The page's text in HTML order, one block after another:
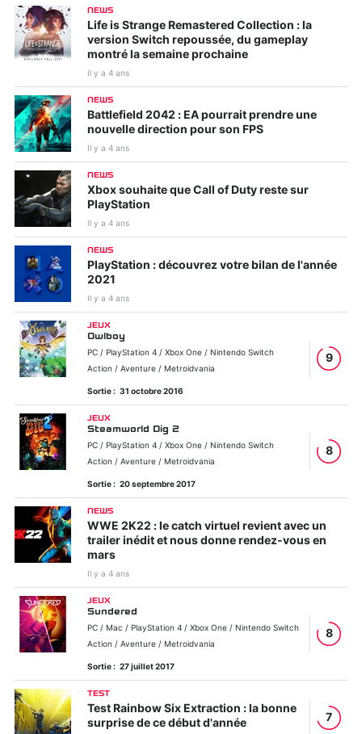
NEWS
Life is Strange Remastered Collection : la
version Switch repoussée, du gameplay
montré la semaine prochaine
Il y a 4 ans
NEWS
Battlefield 2042 : EA pourrait prendre une
nouvelle direction pour son FPS
Il y a 4 ans
NEWS
Xbox souhaite que Call of Duty reste sur
PlayStation
Il y a 4 ans
NEWS
PlayStation : découvrez votre bilan de l'année
2021
Il y a 4 ans
JEUX
Owlboy
PC / PlayStation 4 / Xbox One / Nintendo Switch
Action / Aventure / Metroidvania
Sortie : 31 octobre 2016
9
JEUX
Steamworld Dig 2
PC / PlayStation 4 / Xbox One / Nintendo Switch
Action / Aventure / Metroidvania
Sortie : 20 septembre 2017
8
NEWS
WWE 2K22 : le catch virtuel revient avec un
trailer inédit et nous donne rendez-vous en
mars
Il y a 4 ans
JEUX
Sundered
PC / Mac / PlayStation 4 / Xbox One / Nintendo Switch
Action / Aventure / Metroidvania
Sortie : 27 juillet 2017
8
TEST
Test Rainbow Six Extraction : la bonne
surprise de ce début d'année
7